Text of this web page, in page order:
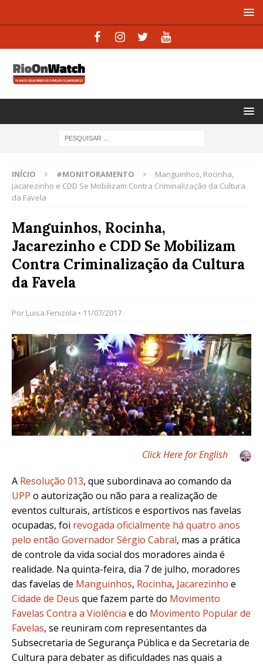
INÍCIO #MONITORAMENTO
Manguinhos, Rocinha,
Jacarezinho e CDD Se Mobilizam Contra Criminalização da Cultura
da Favela
Manguinhos, Rocinha,
Jacarezinho e CDD Se Mobilizam
Contra Criminalização da Cultura
da Favela
Por Luisa Fenizola • 11/07/2017
Click Here for English
A Resolução 013, que subordinava ao comando da
UPP o autorização ou não para a realização de
eventos culturais, artísticos e esportivos nas favelas
ocupadas, foi revogada oficialmente há quatro anos
pelo então Governador Sérgio Cabral, mas a prática
de controle da vida social dos moradores ainda é
realidade. Na quinta-feira, dia 7 de julho, moradores
das favelas de Manguinhos, Rocinha, Jacarezinho e
Cidade de Deus que fazem parte do Movimento
Favelas Contra a Violência e do Movimento Popular de
Favelas, se reuniram com representantes da
Subsecretaria de Segurança Pública e da Secretaria de
Cultura para debater as dificuldades nas quais a